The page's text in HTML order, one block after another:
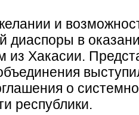
и
диаспоры в
из Хакасии.
о
республики.